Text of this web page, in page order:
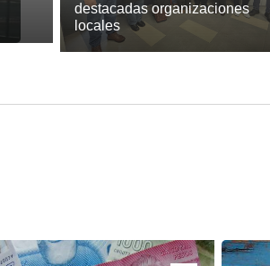
destacadas organizaciones
locales